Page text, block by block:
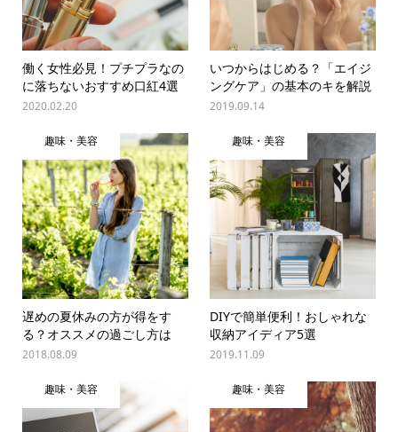
働く女性必見！プチプラなの
に落ちないおすすめ口紅4選
2020.02.20
いつからはじめる？「エイジ
ングケア」の基本のキを解説
2019.09.14
趣味・美容
遅めの夏休みの方が得をす
る？オススメの過ごし方は
2018.08.09
趣味・美容
DIYで簡単便利！おしゃれな
収納アイディア5選
2019.11.09
趣味・美容 趣味・美容